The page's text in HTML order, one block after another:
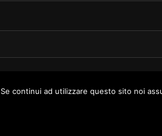
continui ad utilizzare questo sito noi